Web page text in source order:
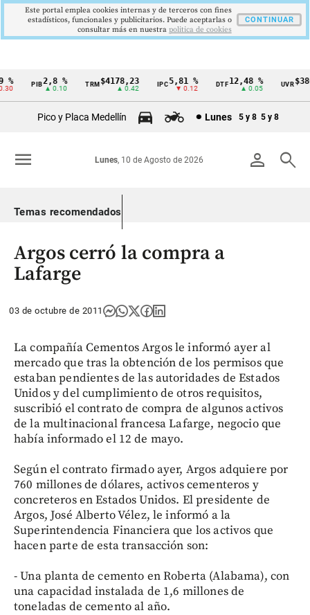
Cintillo
Colombia
PIB2,8 %
▲ 0.10
TRM$4178,23
▲ 0.42
5,81 %
▼ 0.12
DTF12,48 %
▲ 0.05
UVR
Pico y Placa Medellín Lunes 5 y 8 5 y 8
person search
Lunes, 10 de Agosto de 2026
menu
Temas recomendados
Argos cerró la compra a
Lafarge
03 de octubre de 2011
La compañía Cementos Argos le informó ayer al
mercado que tras la obtención de los permisos que
estaban pendientes de las autoridades de Estados
Unidos y del cumplimiento de otros requisitos,
suscribió el contrato de compra de algunos activos
de la multinacional francesa Lafarge, negocio que
había informado el 12 de mayo.
Según el contrato firmado ayer, Argos adquiere por
760 millones de dólares, activos cementeros y
concreteros en Estados Unidos. El presidente de
Argos, José Alberto Vélez, le informó a la
Superintendencia Financiera que los activos que
hacen parte de esta transacción son:
- Una planta de cemento en Roberta (Alabama), con
una capacidad instalada de 1,6 millones de
toneladas de cemento al año.
Este portal emplea cookies internas y de terceros con fines
estadísticos, funcionales y publicitarios. Puede aceptarlas o
consultar más en nuestra politica de cookies
CONTINUAR